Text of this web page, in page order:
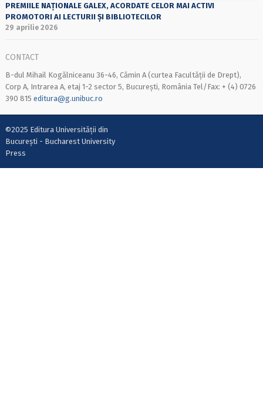
PREMIILE NAȚIONALE GALEX, ACORDATE CELOR MAI ACTIVI
PROMOTORI AI LECTURII ȘI BIBLIOTECILOR
29 aprilie 2026
CONTACT
B-dul Mihail Kogălniceanu 36-46, Cămin A (curtea Facultății de Drept),
Corp A, Intrarea A, etaj 1-2 sector 5, București, România Tel/Fax: + (4) 0726
390 815 editura@g.unibuc.ro
©2025 Editura Universității din
București - Bucharest University
Press